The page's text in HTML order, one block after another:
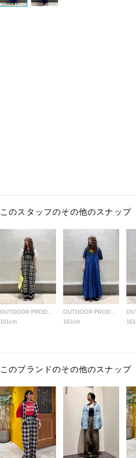
このスタッフのその他のスナップ
161cm
161cm
このブランドのその他のスナップ